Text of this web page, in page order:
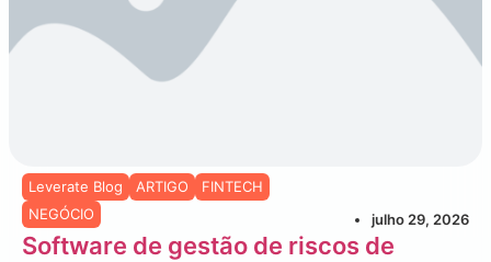
Leverate Blog ARTIGO
FINTECH
NEGÓCIO
julho 29, 2026
Software de gestão de riscos de